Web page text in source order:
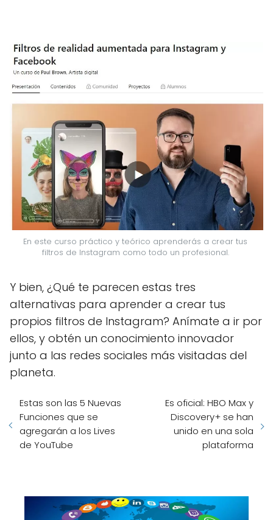
En este curso práctico y teórico aprenderás a crear tus
filtros de Instagram como todo un profesional.
Y bien, ¿Qué te parecen estas tres
alternativas para aprender a crear tus
propios filtros de Instagram? Anímate a ir por
ellos, y obtén un conocimiento innovador
junto a las redes sociales más visitadas del
planeta.
Estas son las 5 Nuevas
Funciones que se
agregarán a los Lives
de YouTube
Es oficial: HBO Max y
Discovery+ se han
unido en una sola
plataforma